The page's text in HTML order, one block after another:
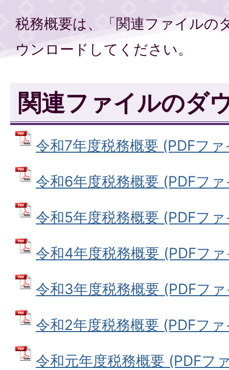
税務概要は、「関連ファイルの
ウンロードしてください。
関連ファイルのダ
令和7年度税務概要 (PDFフ
令和6年度税務概要 (PDFフ
令和5年度税務概要 (PDFフ
令和4年度税務概要 (PDFフ
令和3年度税務概要 (PDFフ
令和2年度税務概要 (PDFファ
令和元年度税務概要 (PDFフ